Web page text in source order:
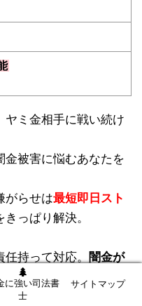
ヤミ金相手に戦い続け
金被害に悩むあなたを
がらせは最短即日スト
っぱり解決。
持って対応。
闇金が
アフターフォロー
で
す。
に強い司法書
士
サイトマップ